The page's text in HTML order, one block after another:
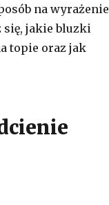
na wyrażenie
się, jakie bluzki
topie oraz jak